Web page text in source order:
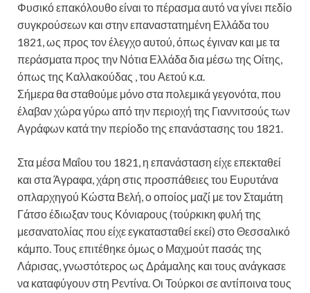
Φυσικό επακόλουθο είναι το πέρασμα αυτό να γίνει πεδίο
συγκρούσεων και στην επαναστατημένη Ελλάδα του
1821, ως προς τον έλεγχο αυτού, όπως έγιναν και με τα
περάσματα προς την Νότια Ελλάδα δια μέσω της Οίτης,
όπως της Καλλακούδας , του Αετού κ.α.
Σήμερα θα σταθούμε μόνο στα πολεμικά γεγονότα, που
έλαβαν χώρα γύρω από την περιοχή της Γιαννιτσούς των
Αγράφων κατά την περίοδο της επανάστασης του 1821.
Στα μέσα Μαΐου του 1821, η επανάσταση είχε επεκταθεί
και στα Άγραφα, χάρη στις προσπάθειες του Ευρυτάνα
οπλαρχηγού Κώστα Βελή, ο οποίος μαζί με τον Σταμάτη
Γάτσο έδιωξαν τους Κόνιαρους (τούρκικη φυλή της
μεσανατολίας που είχε εγκατασταθεί εκεί) στο Θεσσαλικό
κάμπο. Τους επιτέθηκε όμως ο Μαχμούτ πασάς της
Λάρισας, γνωστότερος ως Δράμαλης και τους ανάγκασε
να καταφύγουν στη Ρεντίνα. Οι Τούρκοι σε αντίποινα τους